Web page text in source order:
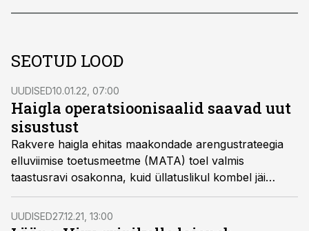
SEOTUD LOOD
UUDISED10.01.22, 07:00
Haigla operatsioonisaalid saavad uut
sisustust
Rakvere haigla ehitas maakondade arengustrateegia
elluviimise toetusmeetme (MATA) toel valmis
taastusravi osakonna, kuid üllatuslikul kombel jäi
toetusraha omajagu üle.
UUDISED27.12.21, 13:00